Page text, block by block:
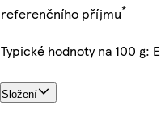
referenčního příjmu*
Typické hodnoty na 100 g:
Složení